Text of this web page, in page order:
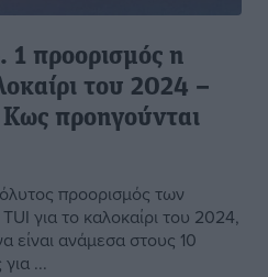
1 προορισμός η
του 2024 –
προηγούνται
προορισμός των
για το καλοκαίρι του 2024,
είναι ανάμεσα στους 10
...